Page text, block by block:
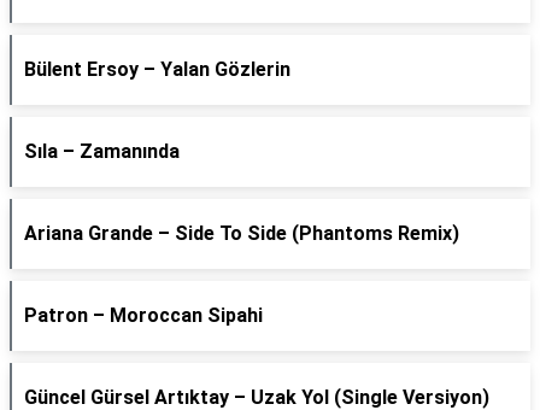
Bülent Ersoy – Yalan Gözlerin
Sıla – Zamanında
Ariana Grande – Side To Side (Phantoms Remix)
Patron – Moroccan Sipahi
Güncel Gürsel Artıktay – Uzak Yol (Single Versiyon)